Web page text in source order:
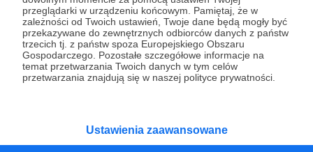
przeglądarki w urządzeniu końcowym. Pamiętaj, że w
zależności od Twoich ustawień, Twoje dane będą mogły być
przekazywane do zewnętrznych odbiorców danych z państw
trzecich tj. z państw spoza Europejskiego Obszaru
Gospodarczego. Pozostałe szczegółowe informacje na
temat przetwarzania Twoich danych w tym celów
przetwarzania znajdują się w naszej polityce prywatności.
Ustawienia zaawansowane
Dołącz do grona Patronów!